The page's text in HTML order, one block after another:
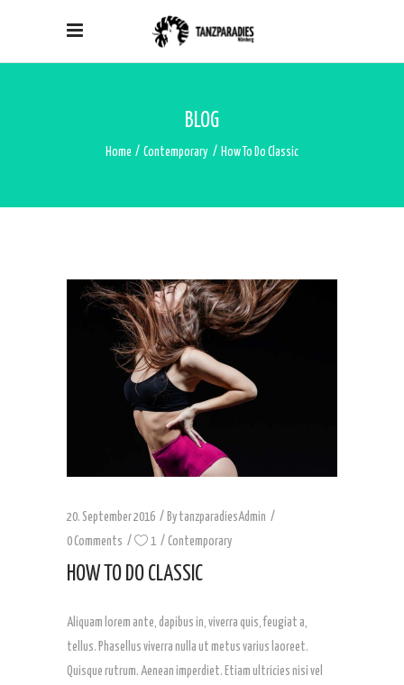
BLOG
Home / Contemporary / How To Do Classic
20. September 2016 By tanzparadiesAdmin
0 Comments
1 Contemporary
HOW TO DO CLASSIC
Aliquam lorem ante, dapibus in, viverra quis, feugiat a,
tellus. Phasellus viverra nulla ut metus varius laoreet.
Quisque rutrum. Aenean imperdiet. Etiam ultricies nisi vel